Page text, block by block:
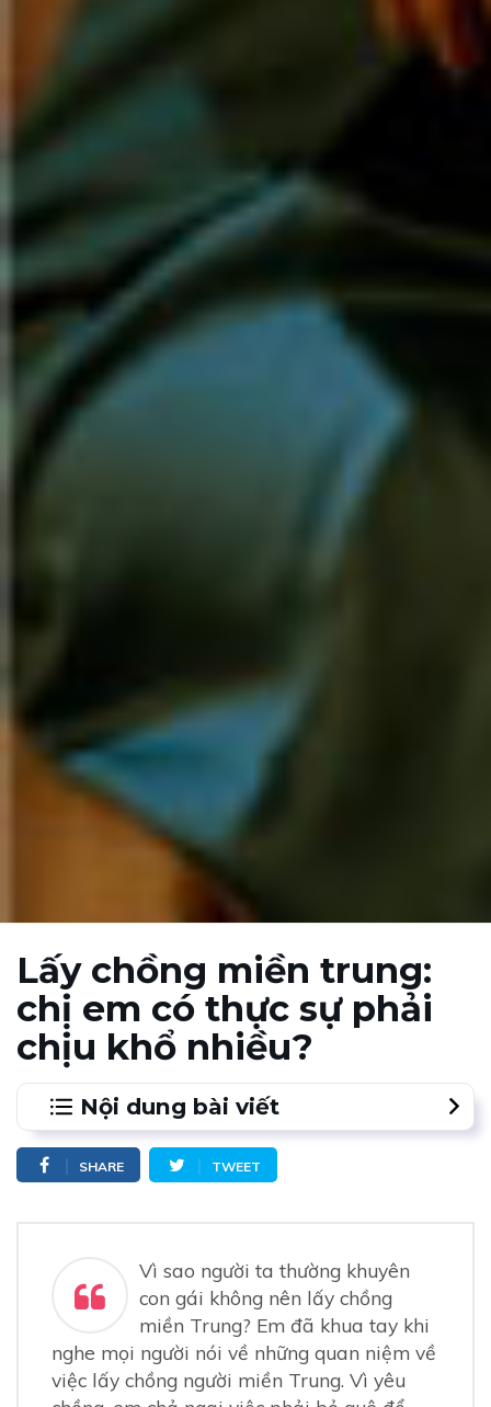
Lấy chồng miền trung:
chị em có thực sự phải
chịu khổ nhiều?
Nội dung bài viết
1.Vì sao người ta thường khuyên đừng nên lấy chồng
miền Trung?
Trung
Ngày về ra mắt
Cuộc sống khi lấy chồng miền Trung
Chồng em ki bo
Chồng em gia trưởng
Lấy chồng miền Trung kém lãng mạn
SHARE TWEET
Vì sao người ta thường khuyên
con gái không nên lấy chồng
miền Trung? Em đã khua tay khi
nghe mọi người nói về những quan niệm về
việc lấy chồng người miền Trung. Vì yêu